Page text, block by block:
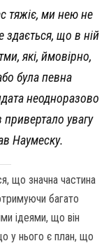
тяжіє, ми нею не
здається, що в ній
які, ймовірно,
була певна
неодноразово
увагу
Наумеску.
що значна частина
багато
ідеями, що він
у нього є план, що